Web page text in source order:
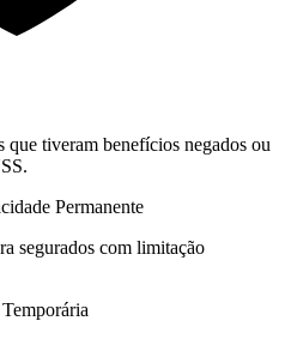
que tiveram benefícios negados ou
Permanente
segurados com limitação